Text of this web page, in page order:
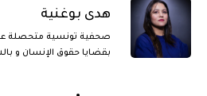
هدى بوغنية
صحفية تونسية متحصلة
بقضايا حقوق الإنسان و